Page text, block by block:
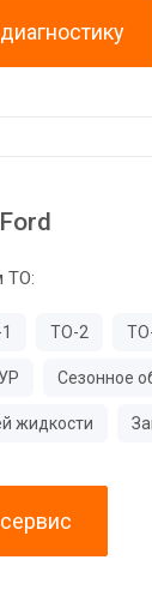
ТО:
ТО-2
Сезонное
жидкости